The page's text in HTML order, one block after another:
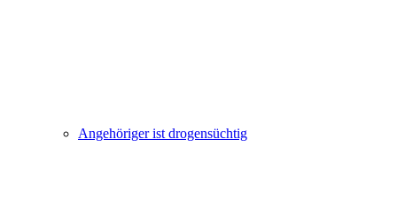
Angehöriger ist drogensüchtig